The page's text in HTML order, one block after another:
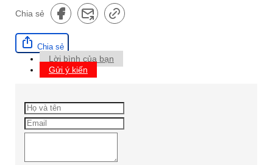
Chia sẻ
Chia sẻ
Lời bình của bạn
Gửi ý kiến